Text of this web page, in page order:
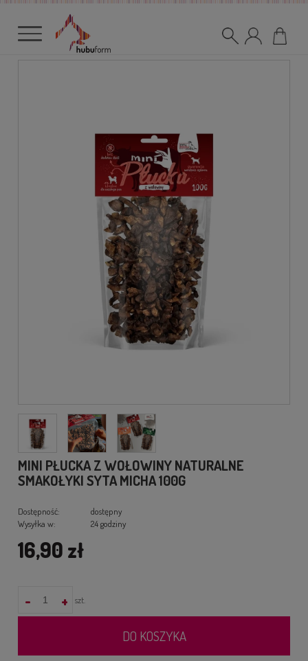
MINI PŁUCKA Z WOŁOWINY NATURALNE
SMAKOŁYKI SYTA MICHA 100G
Dostępność:
dostępny
Wysyłka w:
24 godziny
16,90 zł
+
- szt.
DO KOSZYKA